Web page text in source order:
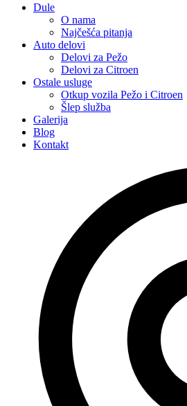
Dule
O nama
Najčešća pitanja
Auto delovi
Delovi za Pežo
Delovi za Citroen
Ostale usluge
Otkup vozila Pežo i Citroen
Šlep služba
Galerija
Blog
Kontakt